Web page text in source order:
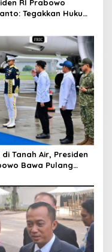
RI Prabowo
Tegakkan Hukum
Rakyat dan
Keadilan bagi
Bangsa
di Tanah Air, Presiden
Bawa Pulang
Strategis